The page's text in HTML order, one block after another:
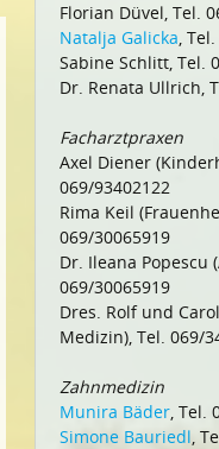
Florian Düvel, Tel.
Natalja Galicka,
Sabine Schlitt, Tel.
Dr. Renata Ullrich,
Facharztpraxen
Axel Diener
069/93402122
Rima Keil
069/30065919
Dr. Ileana Popescu
069/30065919
Dres. Rolf und
Medizin), Tel. 069/
Zahnmedizin
Munira Bäder, Tel.
Simone Bauriedl,